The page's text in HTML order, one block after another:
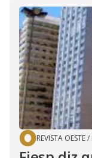
REVISTA OESTE/